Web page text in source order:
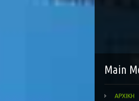
Main
ΑΡΧΙΚΗ